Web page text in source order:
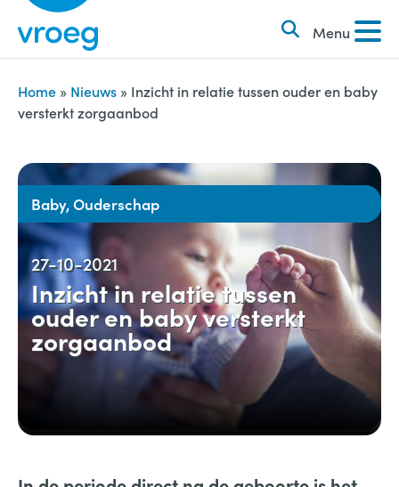
i
Menu
k
e
n
n
a
r
:
Home » Nieuws » Inzicht in relatie tussen ouder en baby
versterkt zorgaanbod
Baby, Ouderschap
27-10-2021
Inzicht in relatie tussen
ouder en baby versterkt
zorgaanbod